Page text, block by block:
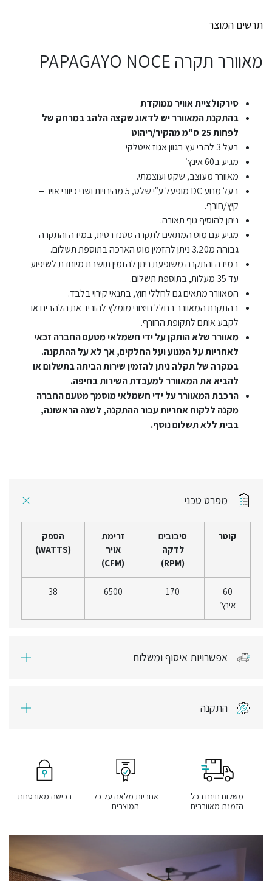
תרשים המוצר
מאוורר תקרה PAPAGAYO NOCE
סירקולציית אוויר ממוקדת
בהתקנת המאוורר יש לדאוג שקצה הלהב במרחק של
לפחות 25 ס"מ מהקיר/ריהוט
בעל 3 להבי עץ בגוון אגוז איטלקי
מגיע ב60 אינץ’
מאוורר מעוצב, שקט ועוצמתי.
בעל מנוע DC מופעל ע”י שלט, 5 מהירויות ושני כיווני אויר –
קיץ/חורף.
ניתן להוסיף גוף תאורה.
מגיע עם מוט המתאים לתקרה סטנדרטית, במידה והתקרה
גבוהה מ3.20 ניתן להזמין מוט הארכה בתוספת תשלום.
במידה והתקרה משופעת ניתן להזמין תושבת מיוחדת לשיפוע
עד 35 מעלות, בתוספת תשלום.
המאוורר מתאים גם לחללי חוץ, בתנאי קירוי בלבד.
בהתקנת המאוורר בחלל חיצוני מומלץ להוריד את הלהבים או
לקבע אותם לתקופת החורף.
מאוורר שלא הותקן על ידי חשמלאי מטעם החברה זכאי
לאחריות על המנוע ועל החלקים, אך לא על ההתקנה.
במקרה של תקלה ניתן להזמין שירות הביתה בתשלום או
להביא את המאוורר למעבדת השירות בחיפה.
הרכבת המאוורר על ידי חשמלאי מוסמך מטעם החברה
מקנה ללקוח אחריות עבור ההתקנה, לשנה הראשונה,
בבית ללא תשלום נוסף.
מפרט טכני
קוטר
סיבובים
לדקה
(RPM)
זרימת
אויר
(CFM)
הספק
(WATTS)
60
אינץ׳
170
6500
38
אפשרויות איסוף ומשלוח
התקנה
משלוח חינם בכל
הזמנת מאווררים
אחריות מלאה על כל
המוצרים
רכישה מאובטחת